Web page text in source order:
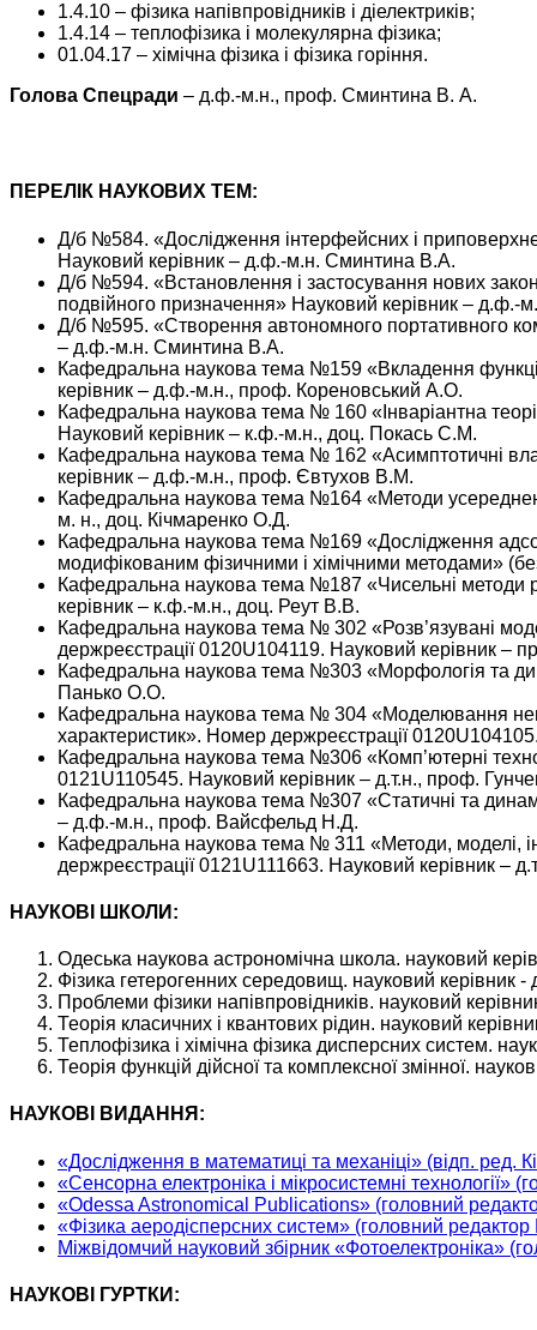
1.4.10 – фізика напівпровідників і діелектриків;
1.4.14 – теплофізика і молекулярна фізика;
01.04.17 – хімічна фізика і фізика горіння.
Голова Спецради – д.ф.-м.н., проф. Сминтина В. А.
ПЕРЕЛІК НАУКОВИХ ТЕМ:
Д/б №584. «Дослідження інтерфейсних і
Науковий керівник – д.ф.-м.н. Сминтина В.А.
Д/б №594. «Встановлення і застосування нових
подвійного призначення» Науковий керівник –
Д/б №595. «Створення автономного портативного
– д.ф.-м.н. Сминтина В.А.
Кафедральна наукова тема №159 «Вкладення
керівник – д.ф.-м.н., проф. Кореновський А.О.
Кафедральна наукова тема № 160 «Інваріантна
Науковий керівник – к.ф.-м.н., доц. Покась С.М.
Кафедральна наукова тема № 162 «Асимптотичні
керівник – д.ф.-м.н., проф. Євтухов В.М.
Кафедральна наукова тема №164 «Методи
м. н., доц. Кічмаренко О.Д.
Кафедральна наукова тема №169 «Дослідження
модифікованим фізичними і хімічними методами»
Кафедральна наукова тема №187 «Чисельні методи
керівник – к.ф.-м.н., доц. Реут В.В.
Кафедральна наукова тема № 302 «Розв’язувані
держреєстрації 0120U104119. Науковий керівник –
Кафедральна наукова тема №303 «Морфологія та
Панько О.О.
Кафедральна наукова тема № 304 «Моделювання
характеристик». Номер держреєстрації
Кафедральна наукова тема №306 «Комп’ютерні
0121U110545. Науковий керівник – д.т.н., проф.
Кафедральна наукова тема №307 «Статичні та
– д.ф.-м.н., проф. Вайсфельд Н.Д.
Кафедральна наукова тема № 311 «Методи, моделі,
держреєстрації 0121U111663. Науковий керівник –
НАУКОВІ ШКОЛИ:
Одеська наукова астрономічна школа. науковий
Фізика гетерогенних середовищ. науковий керівник
Проблеми фізики напівпровідників. науковий
Теорія класичних і квантових рідин. науковий
Теплофізика і хімічна фізика дисперсних систем.
Теорія функцій дійсної та комплексної змінної.
НАУКОВІ ВИДАННЯ:
«Дослідження в математиці та механіці» (відп. ред.
«Сенсорна електроніка і мікросистемні
«Odessa Astronomical Publications» (головний
«Фізика аеродісперсних систем» (головний редактор
Міжвідомчий науковий збірник «Фотоелектроніка»
НАУКОВІ ГУРТКИ: